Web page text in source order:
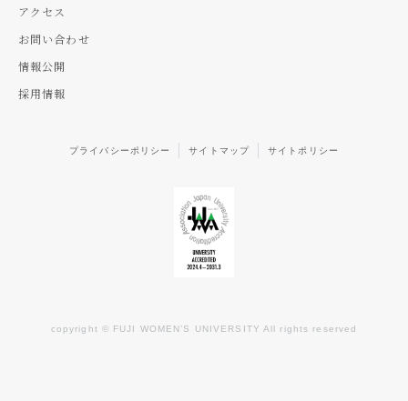
アクセス
お問い合わせ
情報公開
採用情報
プライバシーポリシー サイトマップ サイトポリシー
copyright © FUJI WOMEN’S UNIVERSITY All rights reserved